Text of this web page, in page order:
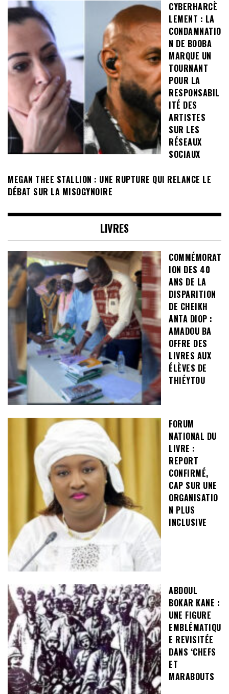
CYBERHARCÈ
LEMENT : LA
CONDAMNATIO
N DE BOOBA
MARQUE UN
TOURNANT
POUR LA
RESPONSABIL
ITÉ DES
ARTISTES
SUR LES
RÉSEAUX
SOCIAUX
MEGAN THEE STALLION : UNE RUPTURE QUI RELANCE LE
DÉBAT SUR LA MISOGYNOIRE
LIVRES
COMMÉMORAT
ION DES 40
ANS DE LA
DISPARITION
DE CHEIKH
ANTA DIOP :
AMADOU BA
OFFRE DES
LIVRES AUX
ÉLÈVES DE
THIÉYTOU
FORUM
NATIONAL DU
LIVRE :
REPORT
CONFIRMÉ,
CAP SUR UNE
ORGANISATIO
N PLUS
INCLUSIVE
ABDOUL
BOKAR KANE :
UNE FIGURE
EMBLÉMATIQU
E REVISITÉE
DANS ‘CHEFS
ET
MARABOUTS